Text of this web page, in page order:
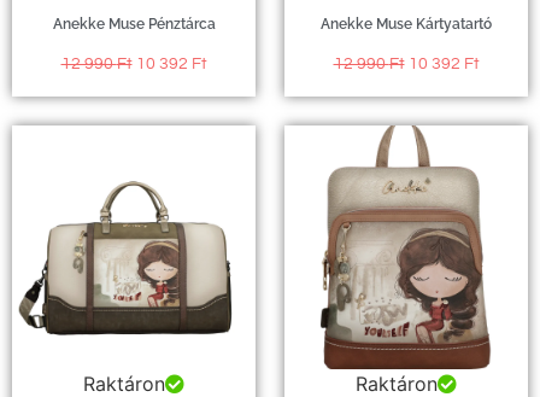
Anekke Muse Pénztárca
12 990Ft 10 392 Ft
Anekke Muse Kártyatartó
12 990Ft 10 392 Ft
Raktáron Raktáron